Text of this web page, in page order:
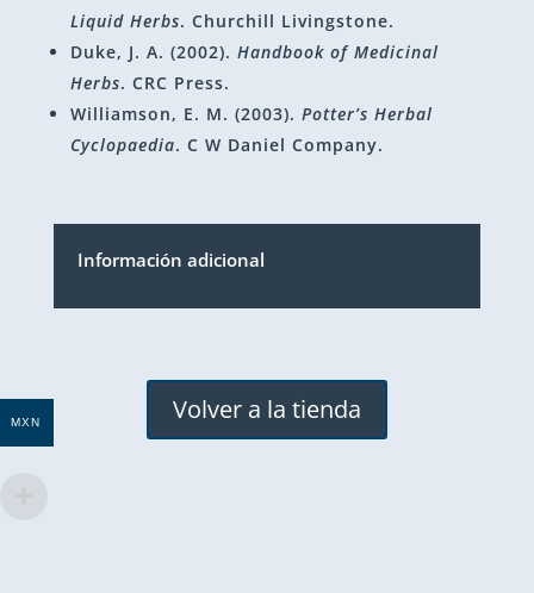
Liquid Herbs. Churchill Livingstone.
Duke, J. A. (2002). Handbook of Medicinal
Herbs. CRC Press.
Williamson, E. M. (2003). Potter’s Herbal
Cyclopaedia. C W Daniel Company.
Información adicional
Volver a la tienda
MXN